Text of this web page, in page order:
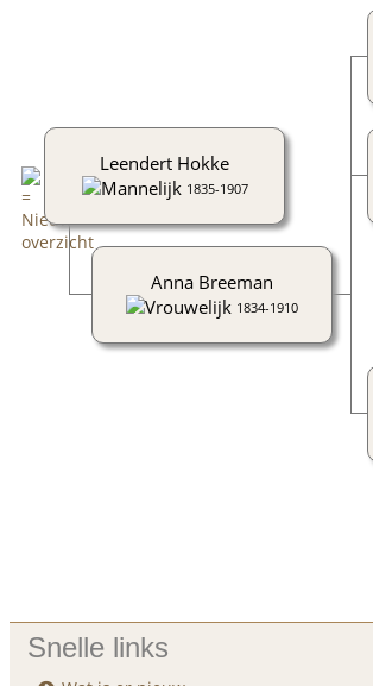
Leendert Hokke
1835-1907
Anna Breeman
1834-1910
Snelle links